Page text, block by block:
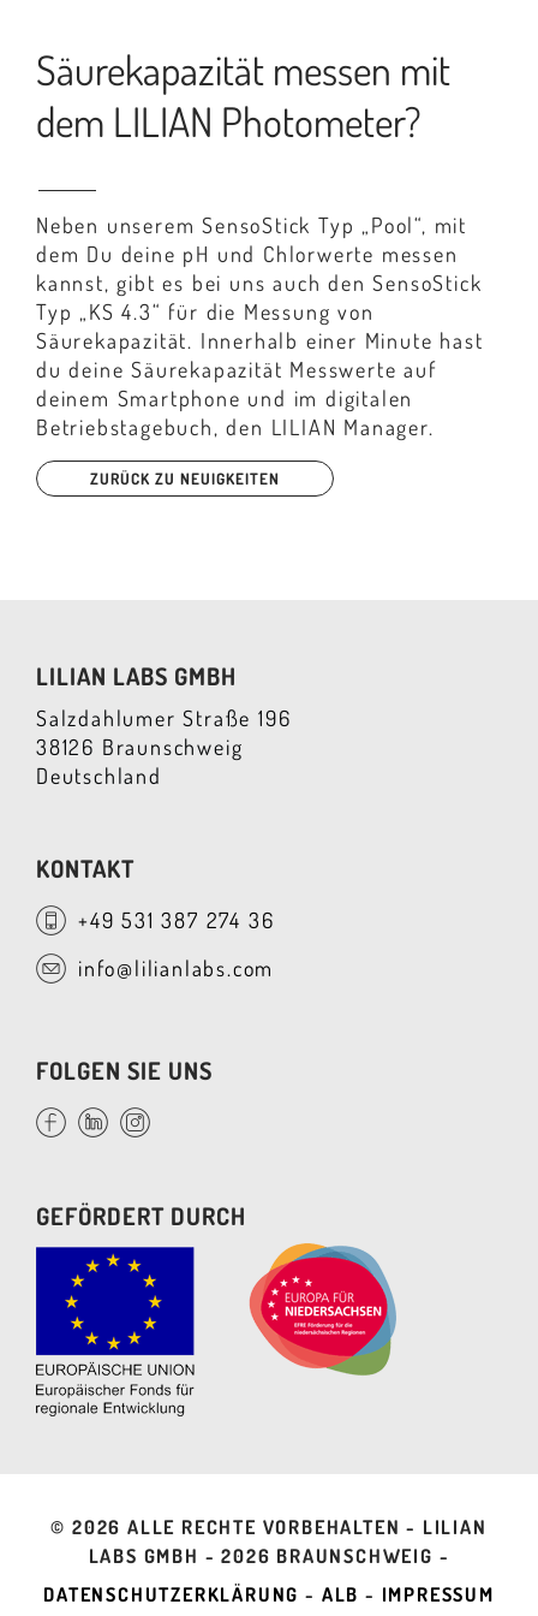
Säurekapazität messen mit
dem LILIAN Photometer?
Neben unserem SensoStick Typ „Pool“, mit
dem Du deine pH und Chlorwerte messen
kannst, gibt es bei uns auch den SensoStick
Typ „KS 4.3“ für die Messung von
Säurekapazität. Innerhalb einer Minute hast
du deine Säurekapazität Messwerte auf
deinem Smartphone und im digitalen
Betriebstagebuch, den LILIAN Manager.
ZURÜCK ZU NEUIGKEITEN
LILIAN LABS GMBH
Salzdahlumer Straße 196
38126 Braunschweig
Deutschland
KONTAKT
+49 531 387 274 36
info@lilianlabs.com
FOLGEN SIE UNS
GEFÖRDERT DURCH
© 2026 ALLE RECHTE VORBEHALTEN - LILIAN
LABS GMBH -2026 BRAUNSCHWEIG -
DATENSCHUTZERKLÄRUNG - ALB - IMPRESSUM